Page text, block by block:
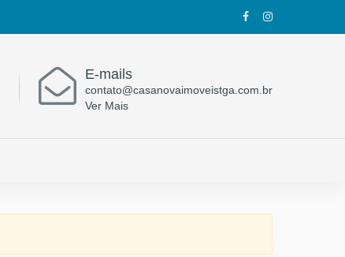
E-mails
contato@casanovaimoveistga.com.br
Ver Mais